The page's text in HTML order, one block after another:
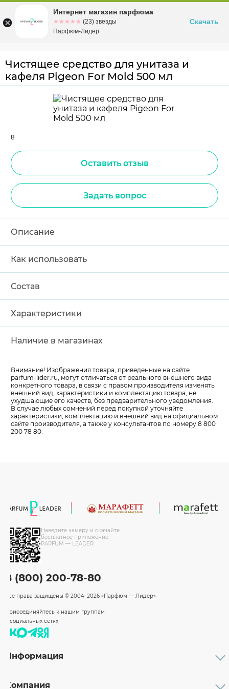
Омскул. Заозерная, 11, к. 1
Чистящее средство для унитаза и
кафеля Pigeon For Mold 500 мл
8
Оставить отзыв
Задать вопрос
Описание
Как использовать
Состав
Характеристики
Наличие в магазинах
Внимание! Изображения товара, приведенные на сайте
parfum-lider.ru, могут отличаться от реального внешнего вида
конкретного товара, в связи с правом производителя изменять
внешний вид, характеристики и комплектацию товара, не
ухудшающие его качеств, без предварительного уведомления.
В случае любых сомнений перед покупкой уточняйте
характеристики, комплектацию и внешний вид на официальном
сайте производителя, а также у консультантов по номеру 8 800
200 78 80.
Наведите камеру и скачайте
бесплатное приложение
PARFUM — LEADER
8 (800) 200-78-80
Все права защищены © 2004–2026 «Парфюм — Лидер»
Присоединяйтесь к нашим группам
в социальных сетях
Информация
Бренды
Компания
Интернет магазин парфюма
☆☆☆☆☆
★★★★★ (23) звезды
Парфюм-Лидер
Скачать